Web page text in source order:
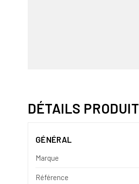
DÉTAILS PRODUIT
GÉNÉRAL
Marque
Référence